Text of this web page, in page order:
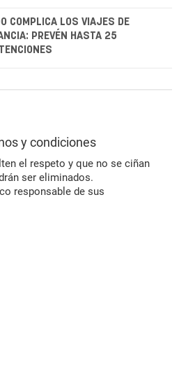
COMPLICA LOS VIAJES DE
PREVÉN HASTA 25
y condiciones
el respeto y que no se ciñan
ser eliminados.
responsable de sus